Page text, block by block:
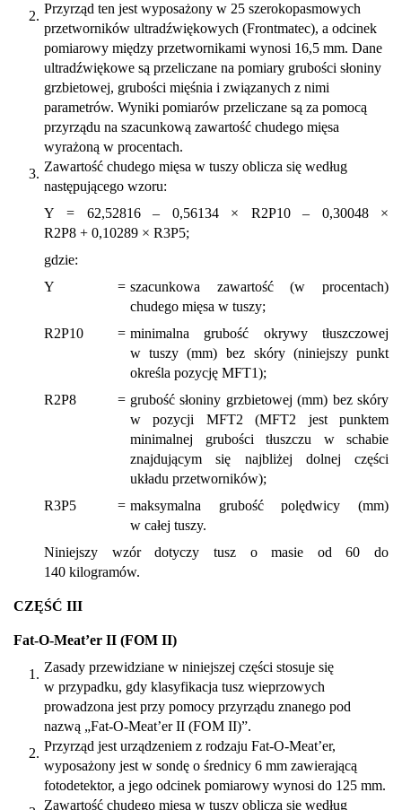
2. Przyrząd ten jest wyposażony w 25 szerokopasmowych
przetworników ultradźwiękowych (Frontmatec), a odcinek
pomiarowy między przetwornikami wynosi 16,5 mm. Dane
ultradźwiękowe są przeliczane na pomiary grubości słoniny
grzbietowej, grubości mięśnia i związanych z nimi
parametrów. Wyniki pomiarów przeliczane są za pomocą
przyrządu na szacunkową zawartość chudego mięsa
wyrażoną w procentach.
3. Zawartość chudego mięsa w tuszy oblicza się według
następującego wzoru:
Y = 62,52816 – 0,56134 × R2P10 – 0,30048 ×
R2P8 + 0,10289 × R3P5;
gdzie:
Y
= szacunkowa zawartość (w procentach)
chudego mięsa w tuszy;
R2P10
= minimalna grubość okrywy tłuszczowej
w tuszy (mm) bez skóry (niniejszy punkt
określa pozycję MFT1);
R2P8
= grubość słoniny grzbietowej (mm) bez skóry
w pozycji MFT2 (MFT2 jest punktem
minimalnej grubości tłuszczu w schabie
znajdującym się najbliżej dolnej części
układu przetworników);
R3P5
= maksymalna grubość polędwicy (mm)
w całej tuszy.
Niniejszy wzór dotyczy tusz o masie od 60 do
140 kilogramów.
CZĘŚĆ III
Fat-O-Meat’er II (FOM II)
1. Zasady przewidziane w niniejszej części stosuje się
w przypadku, gdy klasyfikacja tusz wieprzowych
prowadzona jest przy pomocy przyrządu znanego pod
nazwą „Fat-O-Meat’er II (FOM II)”.
2. Przyrząd jest urządzeniem z rodzaju Fat-O-Meat’er,
wyposażony jest w sondę o średnicy 6 mm zawierającą
fotodetektor, a jego odcinek pomiarowy wynosi do 125 mm.
Zawartość chudego mięsa w tuszy oblicza się według